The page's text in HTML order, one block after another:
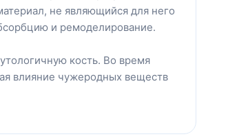
не являющийся для него
и ремоделирование.
кость. Во время
влияние чужеродных веществ